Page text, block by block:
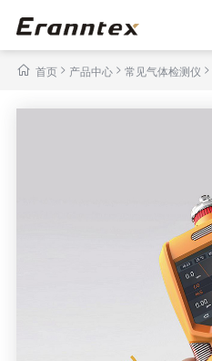
首页> 产品中心 > 常见气体检测仪 >